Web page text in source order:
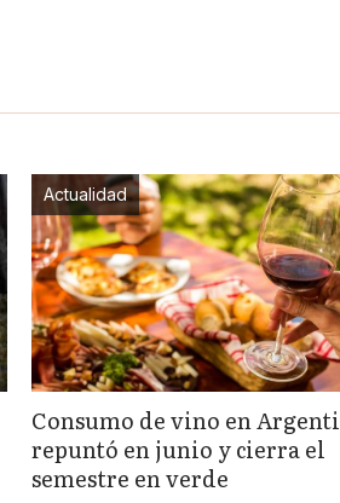
Actualidad
Consumo de vino en
repuntó en junio y cierra el
semestre en verde